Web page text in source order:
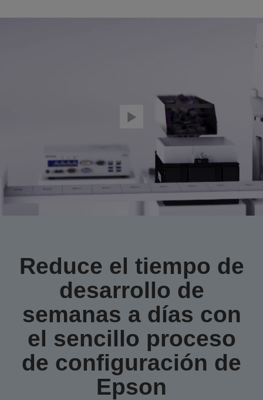
Reduce el tiempo de
desarrollo de
semanas a días con
el sencillo proceso
de configuración de
Epson